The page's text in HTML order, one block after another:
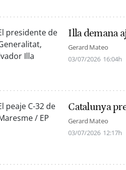
Illa demana
Gerard Mateo
03/07/2026 16:04h
Catalunya
Gerard Mateo
03/07/2026 12:17h